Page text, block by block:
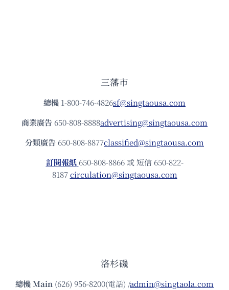
三藩市
總機 1-800-746-4826sf@singtaousa.com
商業廣告 650-808-8888advertising@singtaousa.com
分類廣告 650-808-8877classified@singtaousa.com
訂閱報紙 650-808-8866 或 短信 650-822-
8187circulation@singtaousa.com
洛杉磯
總機Main (626) 956-8200(電話) /admin@singtaola.com